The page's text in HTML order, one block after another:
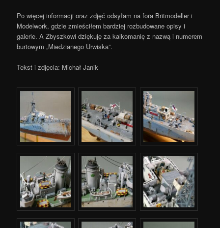
Po więcej informacji oraz zdjęć odsyłam na fora Britmodeller i
Modelwork, gdzie zmieściłem bardziej rozbudowane opisy i
galerie. A Zbyszkowi dziękuję za kalkomanię z nazwą i numerem
burtowym „Miedzianego Urwiska”.
Tekst i zdjęcia: Michał Janik